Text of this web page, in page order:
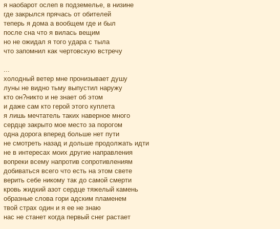
я наобарот ослеп в подземелье, в низине
где закрылся прячась от обителей
теперь я дома а вообщем где и был
после сна что я вилась вещим
но не ожидал я того удара с тыла
что запомнил как чертовскую встречу
...
холодный ветер мне пронизывает душу
луны не видно тьму выпустил наружу
кто он?никто и не знает об этом
и даже сам кто герой этого куплета
я лишь мечтатель таких наверное много
сердце закрыто мое место за порогом
одна дорога вперед больше нет пути
не смотреть назад и дольше продолжать идти
не в интересах моих другие направления
вопреки всему напротив сопротивлениям
добиваться всего что есть на этом свете
верить себе никому так до самой смерти
кровь жидкий азот сердце тяжелый камень
образные слова гори адским пламенем
твой страх один и я ее не знаю
нас не станет когда первый снег растает